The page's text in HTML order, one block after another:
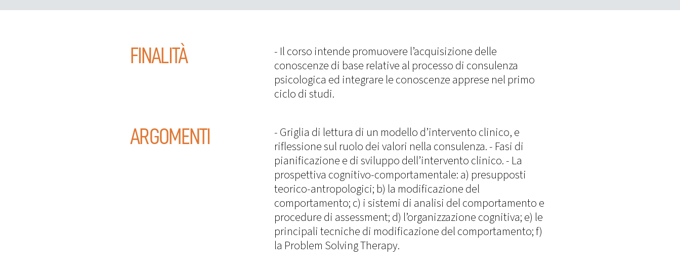
FINALITÀ
- Il corso intende promuovere l’acquisizione delle
conoscenze di base relative al processo di consulenza
psicologica ed integrare le conoscenze apprese nel primo
ciclo di studi.
ARGOMENTI
- Griglia di lettura di un modello d’intervento clinico, e
riflessione sul ruolo dei valori nella consulenza. - Fasi di
pianificazione e di sviluppo dell’intervento clinico. - La
prospettiva cognitivo-comportamentale: a) presupposti
teorico-antropologici; b) la modificazione del
comportamento; c) i sistemi di analisi del comportamento e
procedure di assessment; d) l’organizzazione cognitiva; e) le
principali tecniche di modificazione del comportamento; f)
la Problem Solving Therapy.